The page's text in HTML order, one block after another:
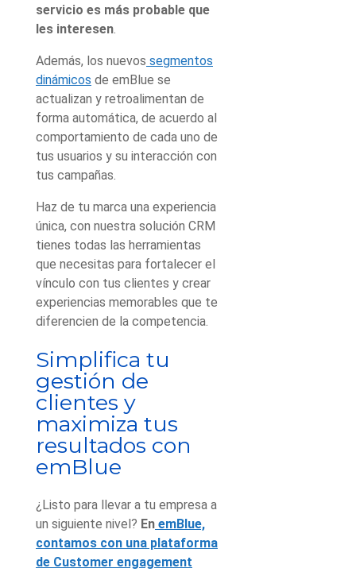
servicio es más probable que
les interesen.
Además, los nuevos segmentos
dinámicos de emBlue se
actualizan y retroalimentan de
forma automática, de acuerdo al
comportamiento de cada uno de
tus usuarios y su interacción con
tus campañas.
Haz de tu marca una experiencia
única, con nuestra solución CRM
tienes todas las herramientas
que necesitas para fortalecer el
vínculo con tus clientes y crear
experiencias memorables que te
diferencien de la competencia.
Simplifica tu
gestión de
clientes y
maximiza tus
resultados con
emBlue
¿Listo para llevar a tu empresa a
un siguiente nivel? En emBlue,
contamos con una plataforma
de Customer engagement